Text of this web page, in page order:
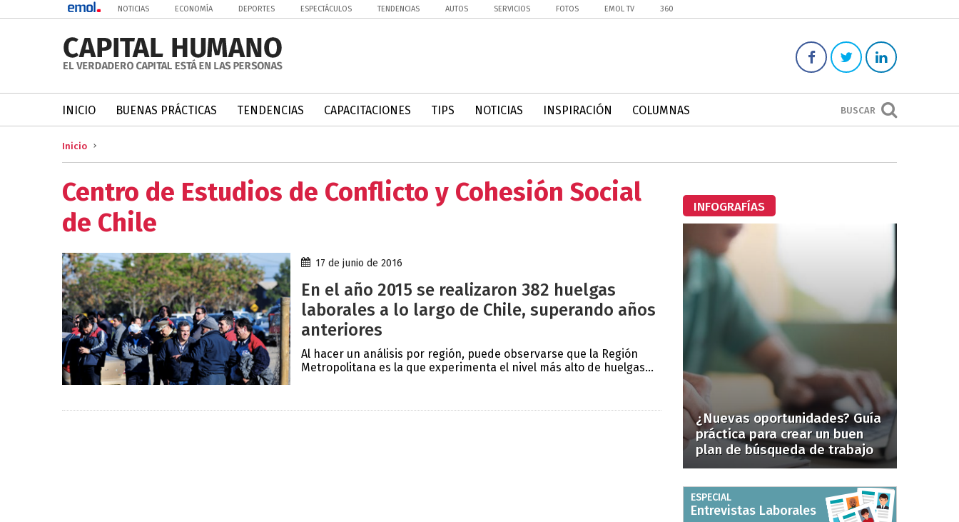
NOTICIAS ECONOMÍA DEPORTES ESPECTÁCULOS TENDENCIAS AUTOS SERVICIOS FOTOS EMOL TV 360
BUSCAR
INICIO BUENAS PRÁCTICAS TENDENCIAS CAPACITACIONES TIPS NOTICIAS INSPIRACIÓN COLUMNAS
Inicio
Centro de Estudios de Conflicto y Cohesión Social
de Chile
17 de junio de 2016
En el año 2015 se realizaron 382 huelgas
laborales a lo largo de Chile, superando años
anteriores
Al hacer un análisis por región, puede observarse que la Región
Metropolitana es la que experimenta el nivel más alto de huelgas...
INFOGRAFÍAS
¿Nuevas oportunidades? Guía
práctica para crear un buen
plan de búsqueda de trabajo
ESPECIAL
Entrevistas Laborales